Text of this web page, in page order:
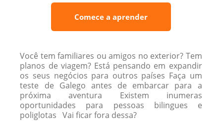
Comece a aprender
Você tem familiares ou amigos no exterior? Tem
planos de viagem? Está pensando em expandir
os seus negócios para outros países Faça um
teste de Galego antes de embarcar para a
próxima aventura Existem inumeras
oportunidades para pessoas bilingues e
poliglotas Vai ficar fora dessa?